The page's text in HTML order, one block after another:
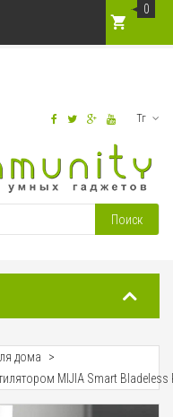
var/lib/php/session)
citycom.kz/public_html/m-
Тг
Поиск
0
дома
MIJIA Smart